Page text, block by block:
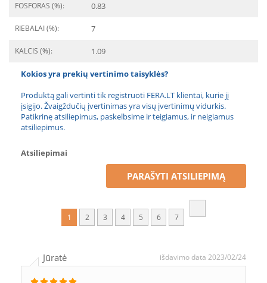
FOSFORAS (%): 0.83
RIEBALAI (%): 7
KALCIS (%): 1.09
Kokios yra prekių vertinimo taisyklės?
Produktą gali vertinti tik registruoti FERA.LT klientai, kurie jį
įsigijo. Žvaigždučių įvertinimas yra visų įvertinimų vidurkis.
Patikrinę atsiliepimus, paskelbsime ir teigiamus, ir neigiamus
atsiliepimus.
Atsiliepimai
PARAŠYTI ATSILIEPIMĄ
1 2 3 4 5 6 7
Jūratė išdavimo data 2023/02/24